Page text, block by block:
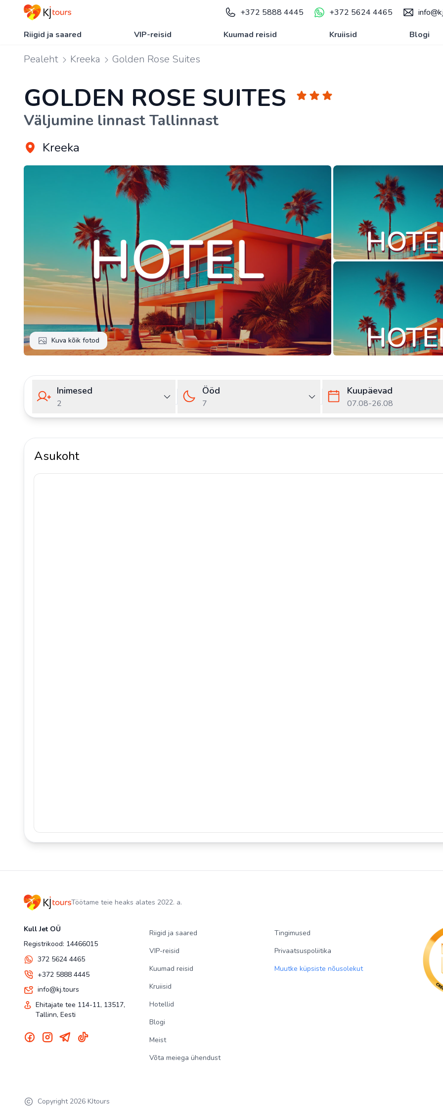
+372 5888 4445 +372 5624 4465
Riigid ja saared VIP-reisid Kuumad reisid Kruiisid Blogi
Pealeht Kreeka Golden Rose Suites
GOLDEN ROSE SUITES
Väljumine linnast Tallinnast
Kreeka
Kuva kõik fotod
Inimesed
2
Ööd
7
Kuupäevad
07.08-26.08
Asukoht
Töötame teie heaks alates 2022. a.
Kull Jet OÜ
Registrikood: 14466015
372 5624 4465
+372 5888 4445
info@kj.tours
Ehitajate tee 114-11, 13517,
Tallinn, Eesti
Riigid ja saared
VIP-reisid
Kuumad reisid
Kruiisid
Hotellid
Blogi
Meist
Võta meiega ühendust
Tingimused
Privaatsuspoliitika
Muutke küpsiste nõusolekut
Copyright 2026 KJtours